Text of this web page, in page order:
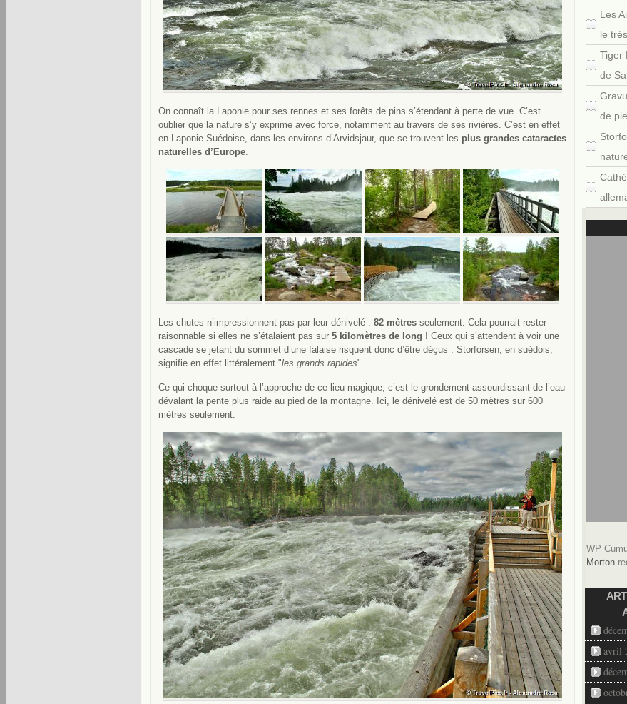
On connaît la Laponie pour ses rennes et ses forêts de pins s’étendant à perte de vue. C’est
oublier que la nature s’y exprime avec force, notamment au travers de ses rivières. C’est en effet
en Laponie Suédoise, dans les environs d’Arvidsjaur, que se trouvent les plus grandes cataractes
naturelles d’Europe.
Les chutes n’impressionnent pas par leur dénivelé : 82 mètres seulement. Cela pourrait rester
raisonnable si elles ne s’étalaient pas sur 5 kilomètres de long ! Ceux qui s’attendent à voir une
cascade se jetant du sommet d’une falaise risquent donc d’être déçus : Storforsen, en suédois,
signifie en effet littéralement "les grands rapides".
Ce qui choque surtout à l’approche de ce lieu magique, c’est le grondement assourdissant de l’eau
dévalant la pente plus raide au pied de la montagne. Ici, le dénivelé est de 50 mètres sur 600
mètres seulement.
Les
le
Tiger
de
de
WP
Morton
avril